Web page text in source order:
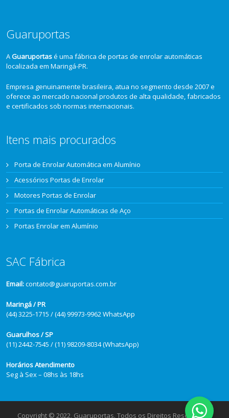
Guaruportas
AGuaruportasé uma fábrica de portas de enrolar automáticas
localizada em Maringá-PR.
Empresa genuinamente brasileira, atua no segmento desde 2007 e
oferece ao mercado nacional produtos de alta qualidade, fabricados
e certificados sob normas internacionais.
Itens mais procurados
Porta de Enrolar Automática em Alumínio
Acessórios Portas de Enrolar
Motores Portas de Enrolar
Portas de Enrolar Automáticas de Aço
Portas Enrolar em Alumínio
SAC Fábrica
Email:contato@guaruportas.com.br
Maringá / PR
(44) 3225-1715 / (44) 99973-9962 WhatsApp
Guarulhos / SP
(11) 2442-7545 / (11) 98209-8034 (WhatsApp)
Horários Atendimento
Seg à Sex – 08hs às 18hs
Copyright © 2022, Guaruportas. Todos os Direitos Reservados.